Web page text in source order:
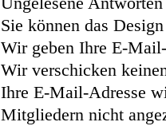
Sie können das
Wir geben Ihre E-
Wir verschicken
Ihre E-Mail-Adresse
Mitgliedern nicht